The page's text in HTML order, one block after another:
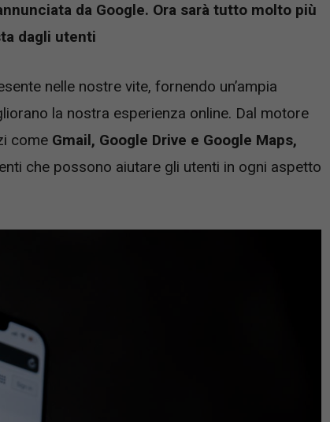
da Google. Ora sarà tutto molto più
dagli utenti
nelle nostre vite, fornendo un’ampia
la nostra esperienza online. Dal motore
come Gmail, Google Drive e Google Maps,
che possono aiutare gli utenti in ogni aspetto